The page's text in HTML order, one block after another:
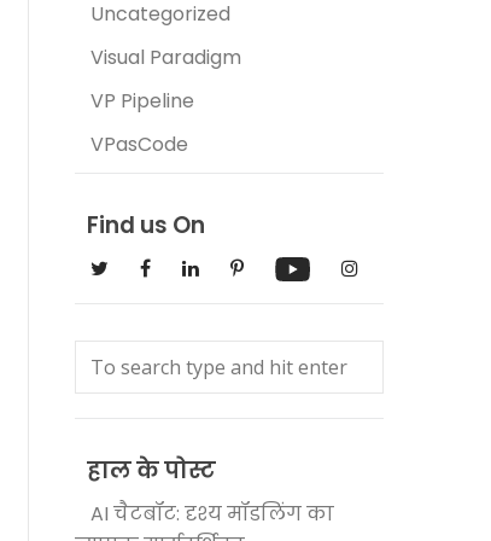
Uncategorized
Visual Paradigm
VP Pipeline
VPasCode
Find us On
हाल के पोस्ट
AI चैटबॉट: दृश्य मॉडलिंग का